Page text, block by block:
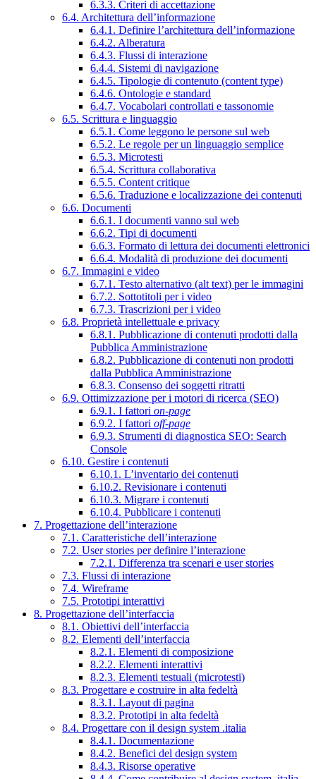
6.3.3. Criteri di accettazione
6.4. Architettura dell’informazione
6.4.1. Definire l’architettura dell’informazione
6.4.2. Alberatura
6.4.3. Flussi di interazione
6.4.4. Sistemi di navigazione
6.4.5. Tipologie di contenuto (content type)
6.4.6. Ontologie e standard
6.4.7. Vocabolari controllati e tassonomie
6.5. Scrittura e linguaggio
6.5.1. Come leggono le persone sul web
6.5.2. Le regole per un linguaggio semplice
6.5.3. Microtesti
6.5.4. Scrittura collaborativa
6.5.5. Content critique
6.5.6. Traduzione e localizzazione dei contenuti
6.6. Documenti
6.6.1. I documenti vanno sul web
6.6.2. Tipi di documenti
6.6.3. Formato di lettura dei documenti elettronici
6.6.4. Modalità di produzione dei documenti
6.7. Immagini e video
6.7.1. Testo alternativo (alt text) per le immagini
6.7.2. Sottotitoli per i video
6.7.3. Trascrizioni per i video
6.8. Proprietà intellettuale e privacy
6.8.1. Pubblicazione di contenuti prodotti dalla
Pubblica Amministrazione
6.8.2. Pubblicazione di contenuti non prodotti
dalla Pubblica Amministrazione
6.8.3. Consenso dei soggetti ritratti
6.9. Ottimizzazione per i motori di ricerca (SEO)
6.9.1. I fattori on-page
6.9.2. I fattori off-page
6.9.3. Strumenti di diagnostica SEO: Search
Console
6.10. Gestire i contenuti
6.10.1. L’inventario dei contenuti
6.10.2. Revisionare i contenuti
6.10.3. Migrare i contenuti
6.10.4. Pubblicare i contenuti
7. Progettazione dell’interazione
7.1. Caratteristiche dell’interazione
7.2. User stories per definire l’interazione
7.2.1. Differenza tra scenari e user stories
7.3. Flussi di interazione
7.4. Wireframe
7.5. Prototipi interattivi
8. Progettazione dell’interfaccia
8.1. Obiettivi dell’interfaccia
8.2. Elementi dell’interfaccia
8.2.1. Elementi di composizione
8.2.2. Elementi interattivi
8.2.3. Elementi testuali (microtesti)
8.3. Progettare e costruire in alta fedeltà
8.3.1. Layout di pagina
8.3.2. Prototipi in alta fedeltà
8.4. Progettare con il design system .italia
8.4.1. Documentazione
8.4.2. Benefici del design system
8.4.3. Risorse operative